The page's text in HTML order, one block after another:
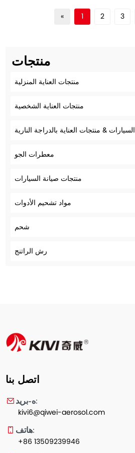
« 1 2 3
منتجات
منتجات العناية المنزلية
منتجات العناية الشخصية
السيارات & منتجات العناية بالدراجة النارية
معطرات الجو
منتجات صيانة السيارات
مواد تشحيم الأدوات
شحم
رش الراتنج
اتصل بنا
ه-بريد:
kivi6@qiwei-aerosol.com
هاتف:
+86 13509239946